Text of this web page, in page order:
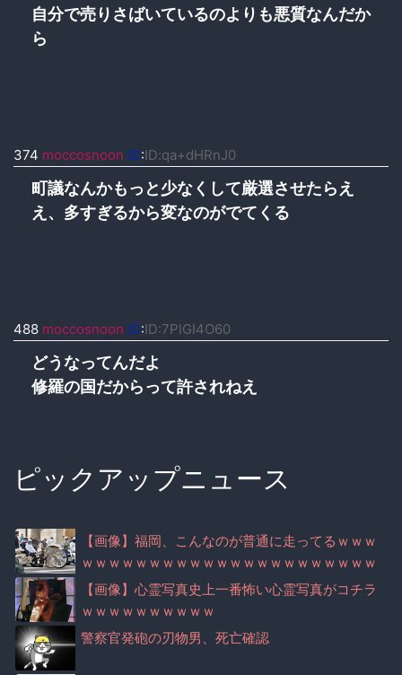
自分で売りさばいているのよりも悪質なんだか
ら
374 moccosnoon ID:ID:qa+dHRnJ0
町議なんかもっと少なくして厳選させたらえ
え、多すぎるから変なのがでてくる
488 moccosnoon ID:ID:7PlGI4O60
どうなってんだよ
修羅の国だからって許されねえ
ピックアップニュース
【画像】福岡、こんなのが普通に走ってるｗｗｗ
ｗｗｗｗｗｗｗｗｗｗｗｗｗｗｗｗｗｗｗｗｗｗ
ｗｗｗｗｗｗｗｗｗｗｗｗｗｗｗ
【画像】心霊写真史上一番怖い心霊写真がコチラ
ｗｗｗｗｗｗｗｗｗｗ
警察官発砲の刃物男、死亡確認